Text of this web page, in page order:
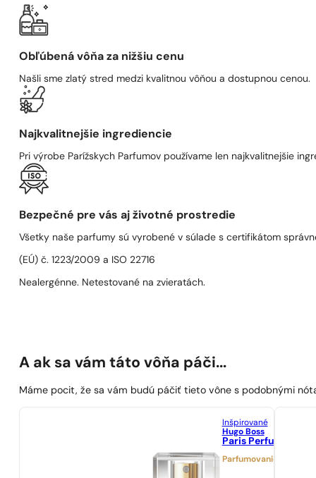
Obľúbená vôňa za nižšiu cenu
Našli sme zlatý stred medzi kvalitnou vôňou a dostupnou cenou.
Najkvalitnejšie ingrediencie
Pri výrobe Parížskych Parfumov používame len najkvalitnejšie
Bezpečné pre vás aj životné prostredie
Všetky naše parfumy sú vyrobené v súlade s certifikátom
(EÚ) č. 1223/2009 a ISO 22716
Nealergénne. Netestované na zvieratách.
A ak sa vám táto vôňa páči...
Máme pocit, že sa vám budú páčiť tieto vône s podobnými
Inšpirované
Hugo Boss
Paris Perfumes N°
Parfumovanie 25%